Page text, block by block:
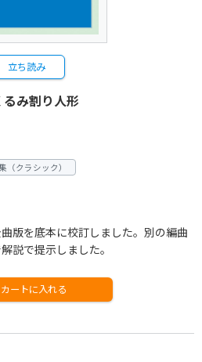
立ち読み
み割り人形
（クラシック）
版を底本に校訂しました。別の編曲
説で提示しました。
カートに入れる